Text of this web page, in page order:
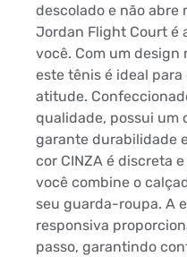
descolado e não abre
Jordan Flight Court é
você. Com um design
este tênis é ideal
atitude.
qualidade, possui um
garante durabilidade
cor CINZA é discreta
você combine o
seu guarda-roupa. A
responsiva
passo, garantindo